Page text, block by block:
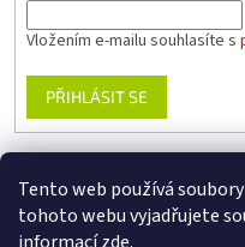
Tento web používá
tohoto webu vyjadřujete
Vložením e-mailu souhlasíte s
PŘIHLÁSIT SE
www.planika.cz